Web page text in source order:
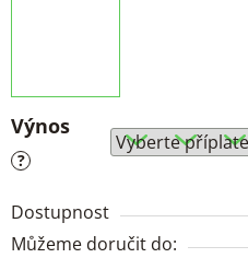
Výnos
?
Dostupnost
Můžeme doručit do: